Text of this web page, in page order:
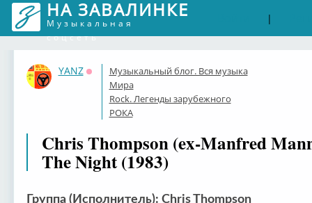
НА ЗАВАЛИНКЕ
Музыкальная
соцсеть
|
YANZ
Оффлайн
Музыкальный блог. Вся музыка
Мира
Rock. Легенды зарубежного
РОКА
Chris Thompson (ex-Manfred
The Night (1983)
Группа (Исполнитель): Chris Thompson